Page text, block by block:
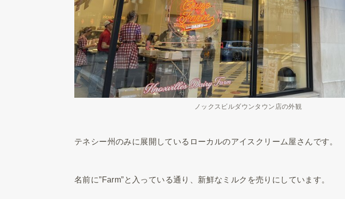
ノックスビルダウンタウン店の外観
テネシー州のみに展開しているローカルのアイスクリーム屋さんです。
名前に”Farm”と入っている通り、新鮮なミルクを売りにしています。